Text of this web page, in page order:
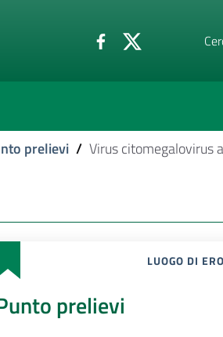
prelievi / Virus citomegalovirus
LUOGO DI
prelievi